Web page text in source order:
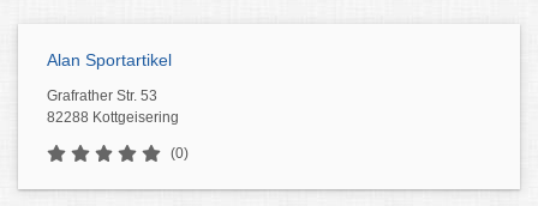
Alan Sportartikel
Grafrather Str. 53
82288 Kottgeisering
(0)